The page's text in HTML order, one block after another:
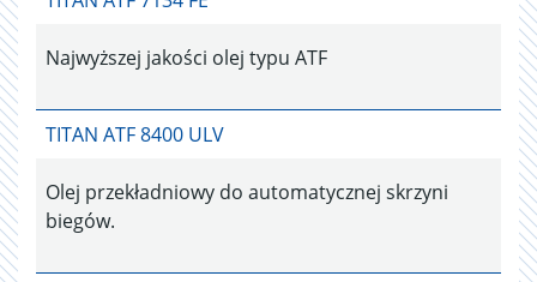
Najwyższej jakości olej typu ATF
TITAN ATF 8400 ULV
Olej przekładniowy do automatycznej skrzyni
biegów.